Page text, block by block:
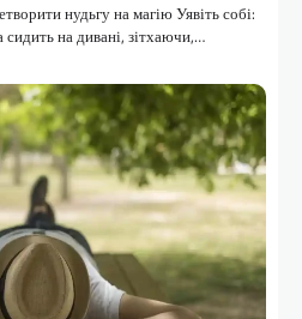
нудьгу на магію Уявіть собі:
на дивані, зітхаючи,…